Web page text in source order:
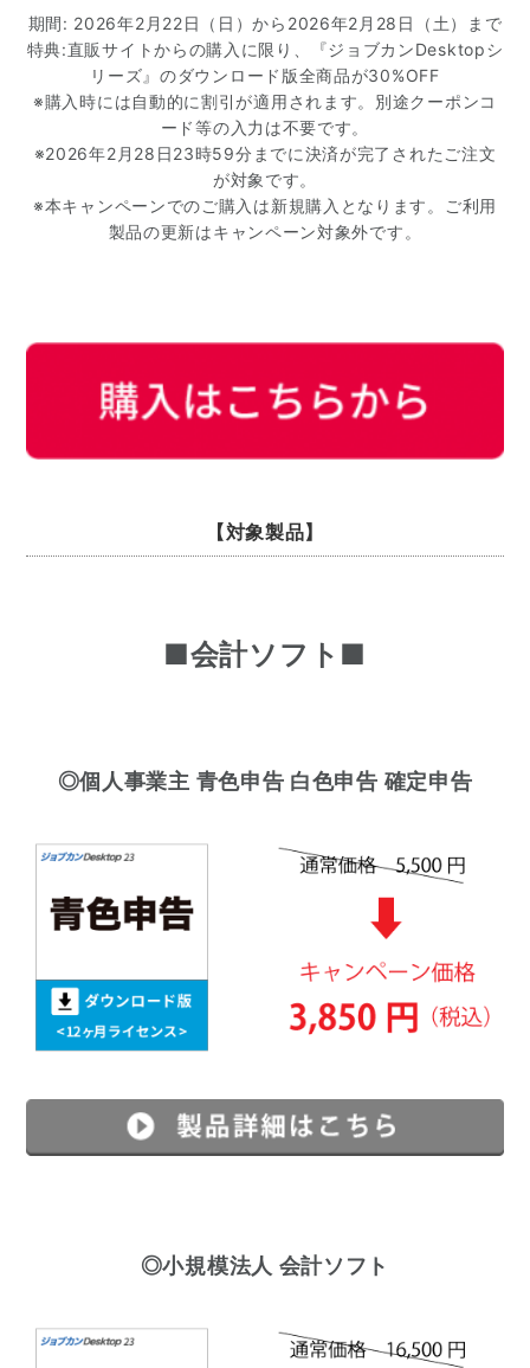
期間: 2026年2月22日（日）から2026年2月28日（土）まで
特典:直販サイトからの購入に限り、『ジョブカンDesktopシ
リーズ』のダウンロード版全商品が30%OFF
※購入時には自動的に割引が適用されます。別途クーポンコ
ード等の入力は不要です。
※2026年2月28日23時59分までに決済が完了されたご注文
が対象です。
※本キャンペーンでのご購入は新規購入となります。ご利用
製品の更新はキャンペーン対象外です。
【対象製品】
■会計ソフト■
◎個人事業主 青色申告 白色申告 確定申告
◎小規模法人 会計ソフト